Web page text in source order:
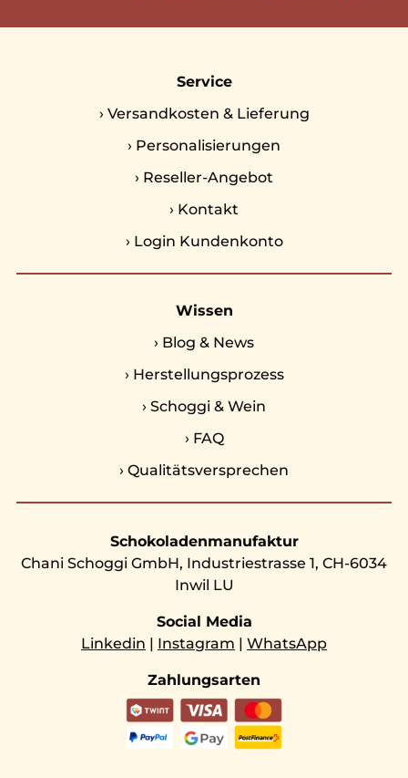
Service
› Versandkosten & Lieferung
› Personalisierungen
› Reseller-Angebot
› Kontakt
› Login Kundenkonto
Wissen
› Blog & News
› Herstellungsprozess
› Schoggi & Wein
› FAQ
› Qualitätsversprechen
Schokoladenmanufaktur
Chani Schoggi GmbH, Industriestrasse 1, CH-6034
Inwil LU
Social Media
Linkedin | Instagram | WhatsApp
Zahlungsarten